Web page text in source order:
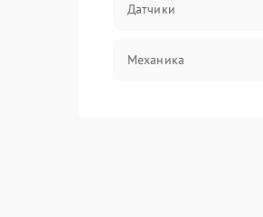
Датчики
Механика